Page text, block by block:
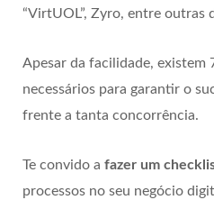
“VirtUOL”, Zyro, entre outras
Apesar da facilidade, existem
necessários para garantir o
frente a tanta concorrência.
Te convido a fazer um
processos no seu negócio